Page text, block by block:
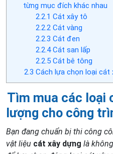
từng mục đích khác nhau
2.2.1 Cát xây tô
2.2.2Cát vàng
2.2.3 Cát đen
2.2.4Cát san lấp
2.2.5Cát bê tông
2.3 Cách lựa chọn loại
Tìm mua các loại
lượng cho công
Bạn đang chuẩn bị thi công
vật liệu cát xây dựng là